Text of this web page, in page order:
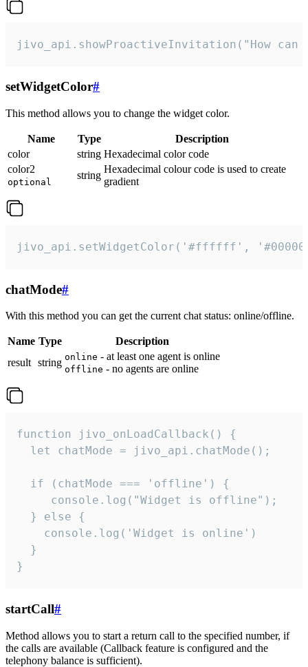
jivo_api.showProactiveInvitation("How
setWidgetColor#
This method allows you to change the widget color.
Name Type
Description
color
string Hexadecimal color code
color2
optional
string
Hexadecimal colour code is used to create
gradient
jivo_api.setWidgetColor('#ffffff',
chatMode#
With this method you can get the current chat status: online/offline.
Name Type
Description
result string online - at least one agent is online
offline - no agents are online
function jivo_onLoadCallback() {
  let chatMode = jivo_api.chatMode();
  if (chatMode === 'offline') {
     console.log("Widget is offline");
  } else {
    console.log('Widget is online')
  }
}
startCall#
Method allows you to start a return call to the specified number, if
the calls are available (Callback feature is configured and the
telephony balance is sufficient).